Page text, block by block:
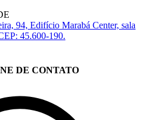
94, Edifício Marabá Center, sala
45.600-190.
DE CONTATO